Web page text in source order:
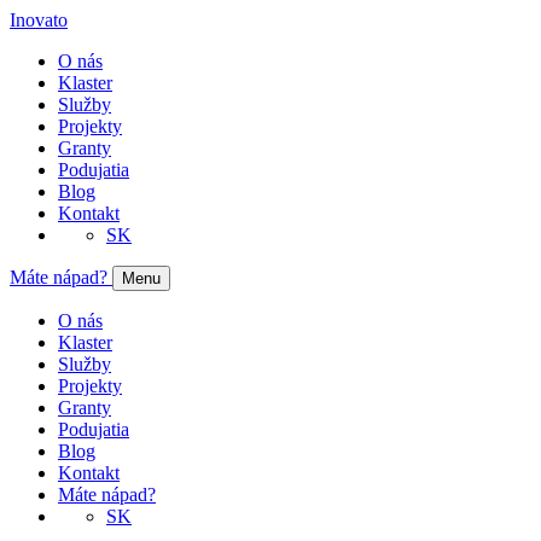
Inovato
O nás
Klaster
Služby
Projekty
Granty
Podujatia
Blog
Kontakt
SK
Máte nápad? Menu
O nás
Klaster
Služby
Projekty
Granty
Podujatia
Blog
Kontakt
Máte nápad?
SK